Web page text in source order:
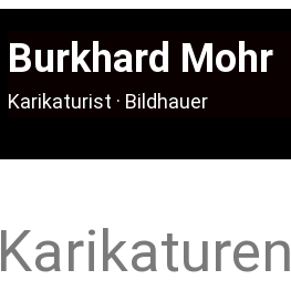
Burkhard Mohr
Karikaturist · Bildhauer
Karikaturen